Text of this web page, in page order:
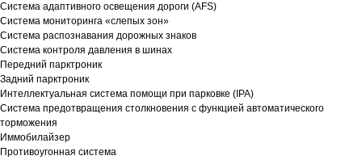
Система адаптивного освещения дороги (AFS)
Система мониторинга «слепых зон»
Система распознавания дорожных знаков
Система контроля давления в шинах
Передний парктроник
Задний парктроник
Интеллектуальная система помощи при парковке (IPA)
Система предотвращения столкновения с функцией автоматического
торможения
Иммобилайзер
Противоугонная система